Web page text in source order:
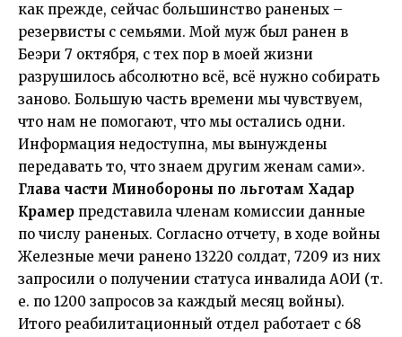
как прежде, сейчас большинство раненых –
резервисты с семьями. Мой муж был ранен в
Беэри 7 октября, с тех пор в моей жизни
разрушилось абсолютно всё, всё нужно собирать
заново. Большую часть времени мы чувствуем,
что нам не помогают, что мы остались одни.
Информация недоступна, мы вынуждены
передавать то, что знаем другим женам сами».
Глава части Минобороны по льготам Хадар
Крамер представила членам комиссии данные
по числу раненых. Согласно отчету, в ходе войны
Железные мечи ранено 13220 солдат, 7209 из них
запросили о получении статуса инвалида АОИ (т.
е. по 1200 запросов за каждый месяц войны).
Итого реабилитационный отдел работает с 68